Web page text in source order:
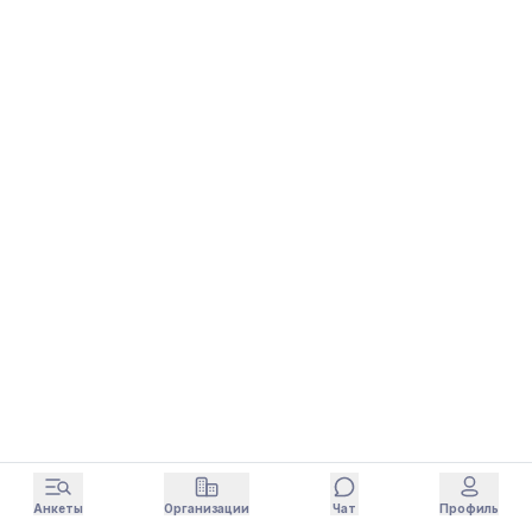
Анкеты Организации Чат Профиль